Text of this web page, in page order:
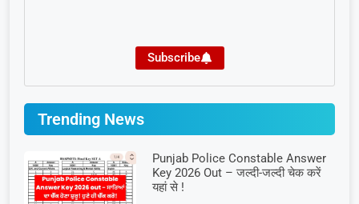
Subscribe
Trending News
Punjab Police Constable Answer
Key 2026 Out – जल्दी-जल्दी चेक करें
यहां से !